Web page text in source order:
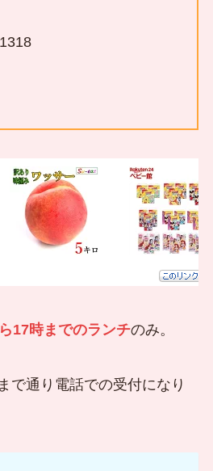
17時までのランチのみ。
で通り電話での受付になり